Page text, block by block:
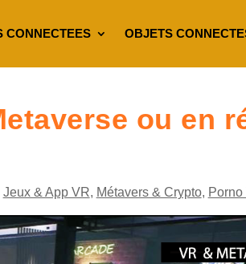
CONNECTEES OBJETS
ou en
Jeux & App VR, Métavers & Crypto, Porno